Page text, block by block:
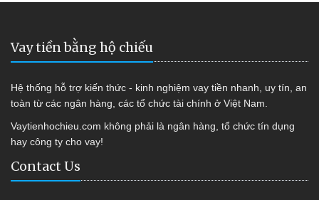
Vay tiền bằng hộ chiếu
Hệ thống hỗ trợ kiến thức - kinh nghiệm vay tiền nhanh, uy tín, an
toàn từ các ngân hàng, các tổ chức tài chính ở Việt Nam.
Vaytienhochieu.com không phải là ngân hàng, tổ chức tín dụng
hay công ty cho vay!
Contact Us